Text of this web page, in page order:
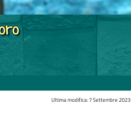
Ultima modifica: 7 Settembre 2023